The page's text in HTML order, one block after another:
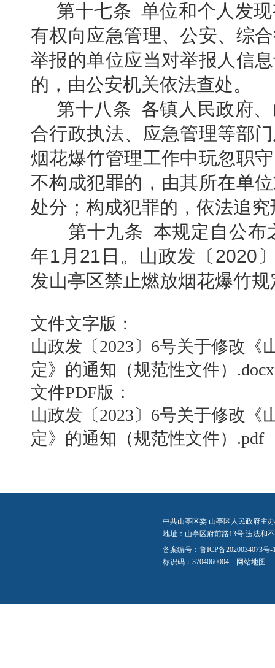
第十七条 单位和个人发
有权向应急管理、公安、综
举报的单位应当对举报人信
的，由公安机关依法查处。
第十八条 各镇人民政府
合行政执法、应急管理等部
烟花爆竹管理工作中玩忽职
不构成犯罪的，由其所在单
处分；构成犯罪的，依法追
第十九条 本规定自公布
年1月21日。 山政发〔2020
发山亭区禁止燃放烟花爆竹
文件文字版：
山政发〔2023〕6号关于修改《
定》的通知（规范性文件）.docx
文件PDF版：
山政发〔2023〕6号关于修改《
定》的通知（规范性文件）.pdf
中共山亭区委 山亭区人民政府主
地址：山亭区府前路13号 违法和
备案编号： 鲁ICP备2020034073号-
标识码：3704060004 网站地图